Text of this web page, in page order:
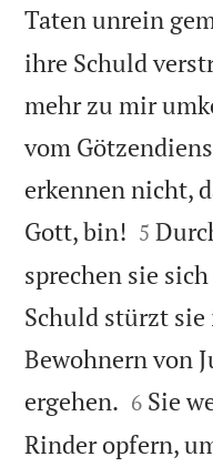
Taten unrein
ihre Schuld
mehr zu mir
vom
erkennen nicht,
Gott, bin! 

5
sprechen sie
Schuld stürzt sie
Bewohnern von
ergehen. 

6 Sie
Rinder opfern,